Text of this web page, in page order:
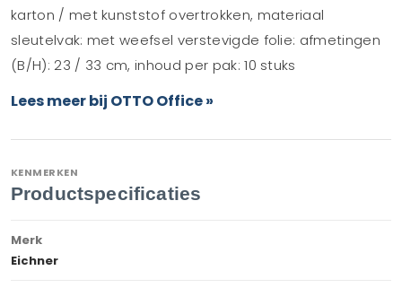
karton / met kunststof overtrokken, materiaal
sleutelvak: met weefsel verstevigde folie: afmetingen
(B/H): 23 / 33 cm, inhoud per pak: 10 stuks
Lees meer bij OTTO Office »
KENMERKEN
Productspecificaties
Merk
Eichner